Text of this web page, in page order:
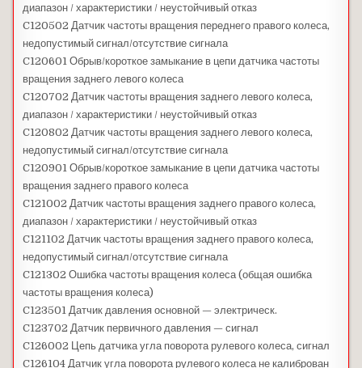
диапазон / характеристики / неустойчивый отказ
C120502 Датчик частоты вращения переднего правого колеса,
недопустимый сигнал/отсутствие сигнала
C120601 Обрыв/короткое замыкание в цепи датчика частоты
вращения заднего левого колеса
C120702 Датчик частоты вращения заднего левого колеса,
диапазон / характеристики / неустойчивый отказ
C120802 Датчик частоты вращения заднего левого колеса,
недопустимый сигнал/отсутствие сигнала
C120901 Обрыв/короткое замыкание в цепи датчика частоты
вращения заднего правого колеса
C121002 Датчик частоты вращения заднего правого колеса,
диапазон / характеристики / неустойчивый отказ
C121102 Датчик частоты вращения заднего правого колеса,
недопустимый сигнал/отсутствие сигнала
C121302 Ошибка частоты вращения колеса (общая ошибка
частоты вращения колеса)
C123501 Датчик давления основной — электрическ.
C123702 Датчик первичного давления — сигнал
C126002 Цепь датчика угла поворота рулевого колеса, сигнал
C126104 Датчик угла поворота рулевого колеса не калиброван